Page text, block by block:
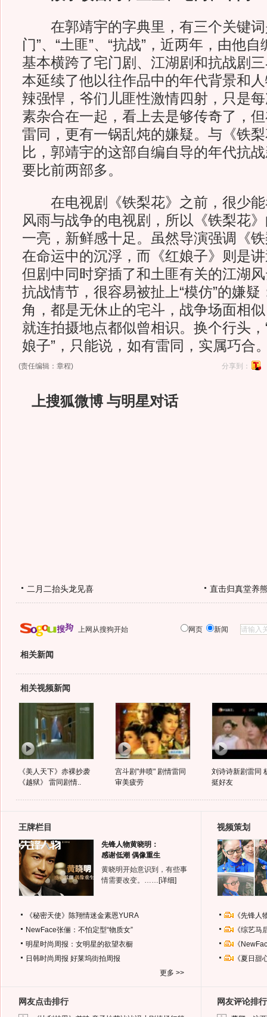
在郭靖宇的字典里，有三个关键词
门”、“土匪”、“抗战”，近两年，由他
基本横跨了宅门剧、江湖剧和抗战剧
本延续了他以往作品中的年代背景和
辣强悍，爷们儿匪性激情四射，只是
素杂合在一起，看上去是够传奇了，
雷同，更有一锅乱炖的嫌疑。与《铁
比，郭靖宇的这部自编自导的年代抗
要比前两部多。
在电视剧《铁梨花》之前，很少能
风雨与战争的电视剧，所以《铁梨花
一亮，新鲜感十足。虽然导演强调《
在命运中的沉浮，而《红娘子》则是
但剧中同时穿插了和土匪有关的江湖
抗战情节，很容易被扯上“模仿”的嫌
角，都是无休止的宅斗，战争场面相
就连拍摄地点都似曾相识。换个行头，
娘子”，只能说，如有雷同，实属巧合
(责任编辑：章程) 分享到：
上搜狐微博 与明星对话
二月二抬头龙见喜 直击归真堂养
上网从搜狗开始 网页 新闻
相关新闻
相关视频新闻
《美人天下》赤裸抄袭
《越狱》 雷同剧情..
宫斗剧"井喷" 剧情雷同
审美疲劳
刘诗诗新剧雷同
挺好友
王牌栏目
先锋人物黄晓明：
感谢低潮 偶像重生
黄晓明开始意识到，有些事
情需要改变。…… [详细]
《秘密天使》陈翔情迷金素恩YURA
NewFace张俪：不怕定型“物质女”
明星时尚周报：女明星的欲望衣橱
日韩时尚周报 好莱坞街拍周报
更多 >>
视频策划
《先锋
《综艺
《
《夏日
网友点击排行 网友评论排行